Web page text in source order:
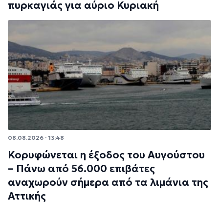
πυρκαγιάς για αύριο Κυριακή
08.08.2026 · 13:48
Κορυφώνεται η έξοδος του Αυγούστου
– Πάνω από 56.000 επιβάτες
αναχωρούν σήμερα από τα λιμάνια της
Αττικής